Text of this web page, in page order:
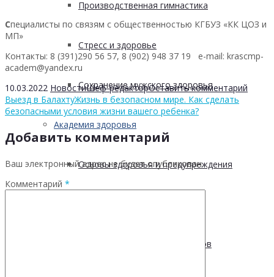
Производственная гимнастика
Стресс и здоровье
Сохранение мужского здоровья
Академия здоровья
Основы здоровья и предупреждения
Пищевые привычки подростков
Специалисты по связям с общественностью КГБУЗ «КК ЦОЗ и
МП»
Контакты: 8 (391)290 56 57, 8 (902) 948 37 19 е-mail: krascmp-
academ@yandex.ru
10.03.2022 НовостиШеф-редакторОставить комментарий
Выезд в БалахтуЖизнь в безопасном мире. Как сделать
безопасными условия жизни вашего ребенка?
Добавить комментарий
Ваш электронный адрес не будет опубликован.
Комментарий *